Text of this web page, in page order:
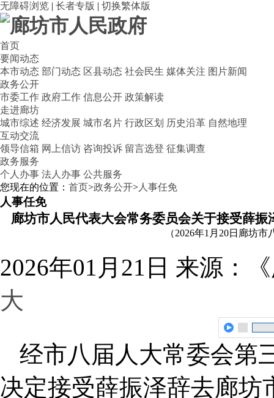
无障碍浏览 | 长者专版 | 切换繁体版
首页
要闻动态
本市动态 部门动态 区县动态 社会民生 媒体关注 图片新闻
政务公开
市委工作 政府工作 信息公开 政策解读
走进廊坊
城市综述 经济发展 城市名片 行政区划 历史沿革 自然地理
互动交流
领导信箱 网上信访 咨询投诉 留言选登 征集调查
政务服务
个人办事 法人办事 公共服务
您现在的位置： 首页>政务公开> 人事任免
人事任免
廊坊市人民代表大会常务委员会关于接受薛
（2026年1月20日廊坊
2026年01月21日 来源：
大
经市八届人大常委会第
决定接受薛振泽辞去廊